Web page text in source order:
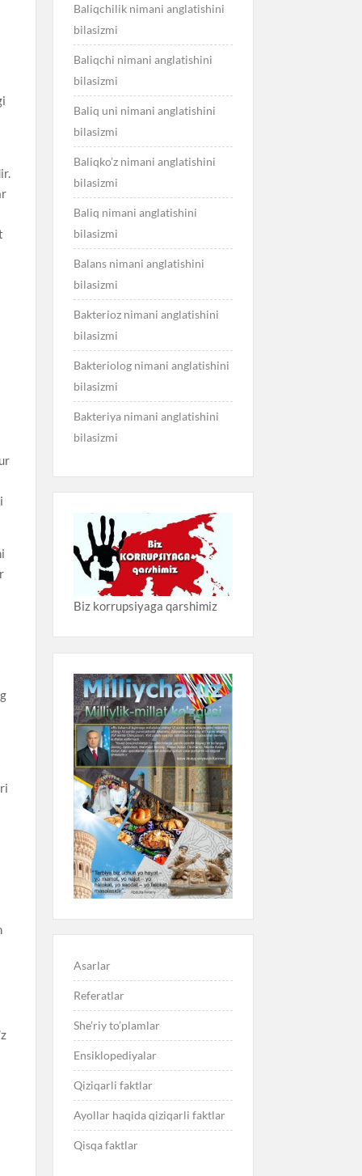
Baliqchilik nimani anglatishini
bilasizmi
Baliqchi nimani anglatishini
bilasizmi
Baliq uni nimani anglatishini
bilasizmi
Baliqko’z nimani anglatishini
bilasizmi
Baliq nimani anglatishini
bilasizmi
Balans nimani anglatishini
bilasizmi
Bakterioz nimani anglatishini
bilasizmi
Bakteriolog nimani anglatishini
bilasizmi
Bakteriya nimani anglatishini
bilasizmi
Biz korrupsiyaga qarshimiz
Asarlar
Referatlar
She’riy to’plamlar
Ensiklopediyalar
Qiziqarli faktlar
Ayollar haqida qiziqarli faktlar
Qisqa faktlar